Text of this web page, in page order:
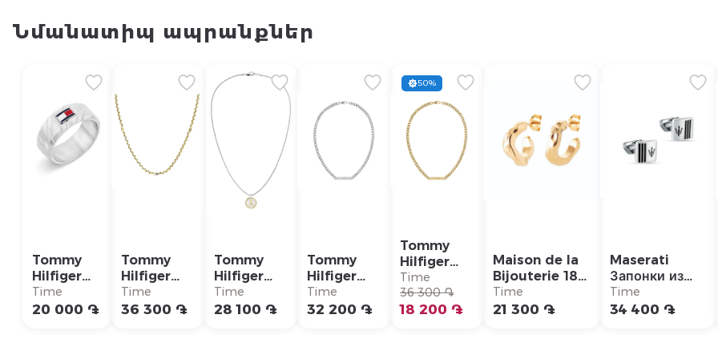
Նմանատիպ ապրանքներ
Tommy
Hilfiger
Кольцо/
2790621G
Time
20 000 ֏
Tommy
Hilfiger
Ожерелье/
2790673
Time
36 300 ֏
Tommy
Hilfiger
Ожерелье/
2790690
Time
28 100 ֏
Tommy
Hilfiger
Ожерелье/
2790577
Time
32 200 ֏
50%
Tommy
Hilfiger
Ожерелье/
2790578
Time
36 300 ֏
18 200 ֏
Maison de la
Bijouterie 18K
Позолоченный
Браслет/
Time
21 300 ֏
Maserati
Запонки из
нержавеющей
стали/
Time
34 400 ֏